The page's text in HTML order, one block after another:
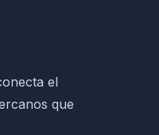
el
que